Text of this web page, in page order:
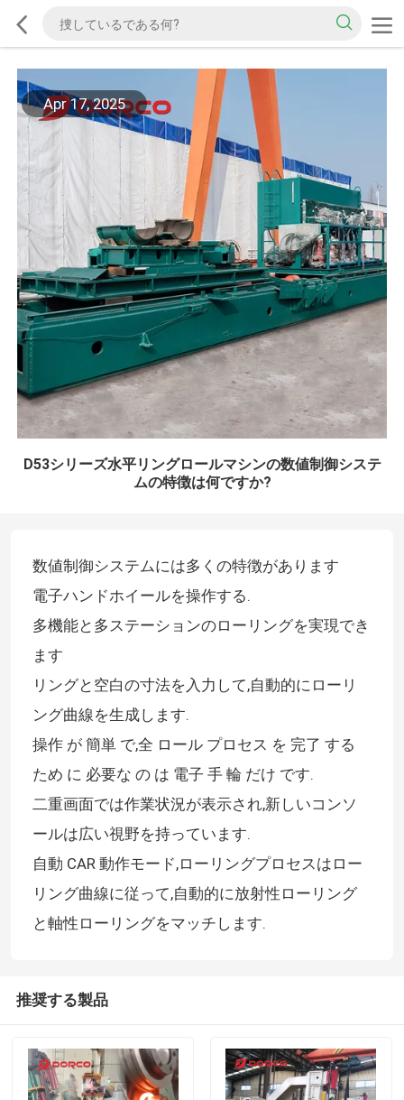
Apr 17, 2025
D53シリーズ水平リングロールマシンの数値制御システ
ムの特徴は何ですか?
数値制御システムには多くの特徴があります
電子ハンドホイールを操作する.
多機能と多ステーションのローリングを実現でき
ます
リングと空白の寸法を入力して,自動的にローリ
ング曲線を生成します.
操作 が 簡単 で,全 ロール プロセス を 完了 する
ため に 必要な の は 電子 手 輪 だけ です.
二重画面では作業状況が表示され,新しいコンソ
ールは広い視野を持っています.
自動 CAR 動作モード,ローリングプロセスはロー
リング曲線に従って,自動的に放射性ローリング
と軸性ローリングをマッチします.
推奨する製品